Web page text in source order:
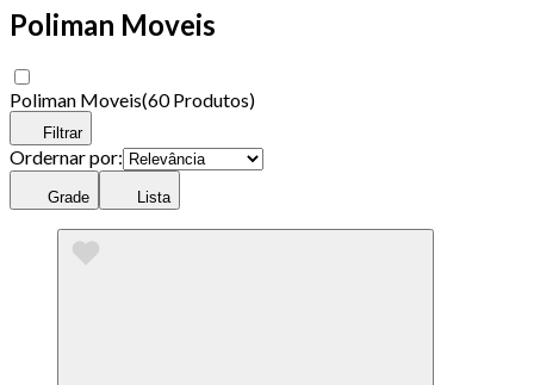
Poliman Moveis
Poliman Moveis(60 Produtos)
Filtrar
Ordernar por:
Grade Lista